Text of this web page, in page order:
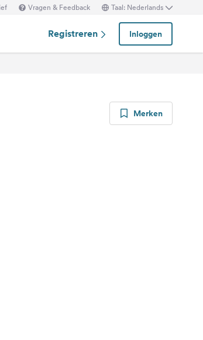
Vragen & Feedback Taal: Nederlands
Registreren Inloggen
Merken